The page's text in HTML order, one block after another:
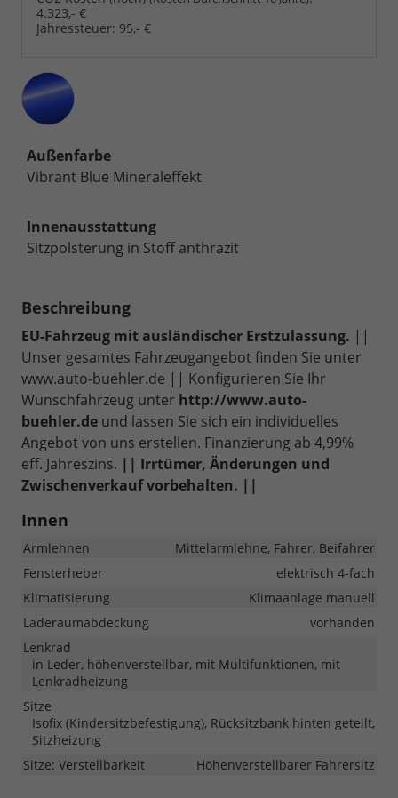
4.323,- €
Jahressteuer: 95,- €
Außenfarbe
Vibrant Blue Mineraleffekt
Innenausstattung
Sitzpolsterung in Stoff anthrazit
Beschreibung
EU-Fahrzeug mit ausländischer Erstzulassung. ||
Unser gesamtes Fahrzeugangebot finden Sie unter
www.auto-buehler.de || Konfigurieren Sie Ihr
Wunschfahrzeug unter http://www.auto-
buehler.de und lassen Sie sich ein individuelles
Angebot von uns erstellen. Finanzierung ab 4,99%
eff. Jahreszins. || Irrtümer, Änderungen und
Zwischenverkauf vorbehalten. ||
Innen
Armlehnen
Mittelarmlehne, Fahrer, Beifahrer
Fensterheber
elektrisch 4-fach
Klimatisierung
Klimaanlage manuell
Laderaumabdeckung
vorhanden
Lenkrad
in Leder, höhenverstellbar, mit Multifunktionen, mit
Lenkradheizung
Sitze
Isofix (Kindersitzbefestigung), Rücksitzbank hinten geteilt,
Sitzheizung
Sitze: Verstellbarkeit
Höhenverstellbarer Fahrersitz